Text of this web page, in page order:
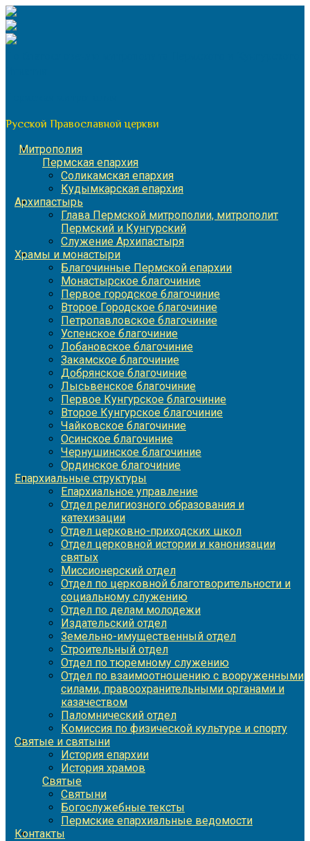
Перейти
к
содержимому
Русской Православной церкви
Митрополия
Пермская епархия
Соликамская епархия
Кудымкарская епархия
Архипастырь
Глава Пермской митрополии, митрополит
Пермский и Кунгурский
Служение Архипастыря
Храмы и монастыри
Благочинные Пермской епархии
Монастырское благочиние
Первое городское благочиние
Второе Городское благочиние
Петропавловское благочиние
Успенское благочиние
Лобановское благочиние
Закамское благочиние
Добрянское благочиние
Лысьвенское благочиние
Первое Кунгурское благочиние
Второе Кунгурское благочиние
Чайковское благочиние
Осинское благочиние
Чернушинское благочиние
Ординское благочиние
Епархиальные структуры
Епархиальное управление
Отдел религиозного образования и
катехизации
Отдел церковно-приходских школ
Отдел церковной истории и канонизации
святых
Миссионерский отдел
Отдел по церковной благотворительности и
социальному служению
Отдел по делам молодежи
Издательский отдел
Земельно-имущественный отдел
Строительный отдел
Отдел по тюремному служению
Отдел по взаимоотношению с вооруженными
силами, правоохранительными органами и
казачеством
Паломнический отдел
Комиссия по физической культуре и спорту
Святые и святыни
История епархии
История храмов
Святые
Святыни
Богослужебные тексты
Пермские епархиальные ведомости
Контакты